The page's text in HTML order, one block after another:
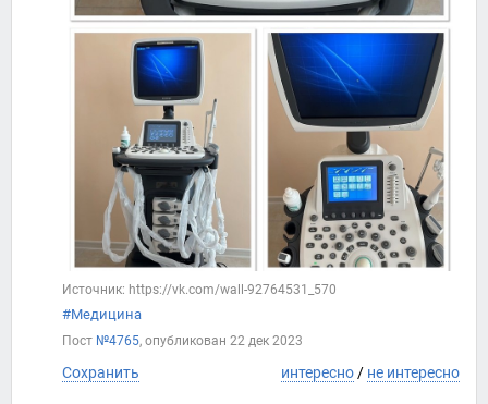
Источник: https://vk.com/wall-92764531_570
#Медицина
Пост №4765, опубликован 22 дек 2023
Сохранить интересно / не интересно